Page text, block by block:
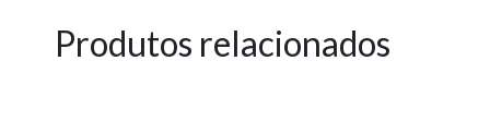
Produtos relacionados